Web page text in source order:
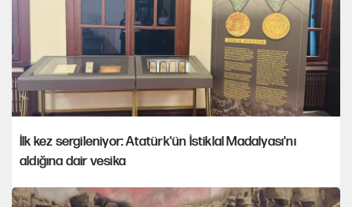
İlk kez sergileniyor: Atatürk'ün İstiklal Madalyası'nı
aldığına dair vesika